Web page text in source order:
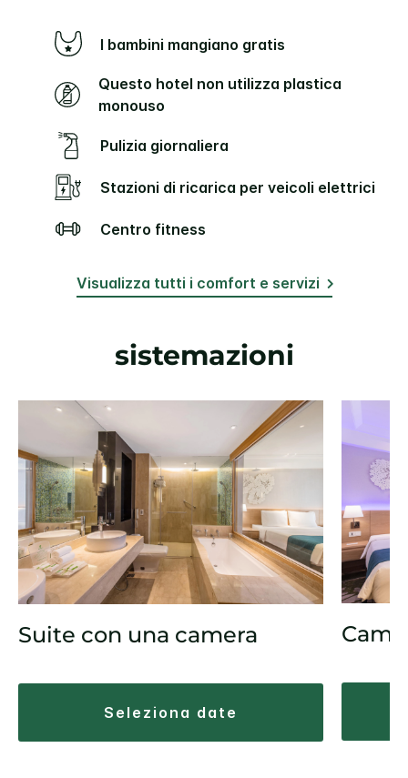
I bambini mangiano gratis
Questo hotel non utilizza plastica
monouso
Pulizia giornaliera
Stazioni di ricarica per veicoli elettrici
Centro fitness
Visualizza tutti i comfort e servizi
sistemazioni
Suite con una camera
seleziona date